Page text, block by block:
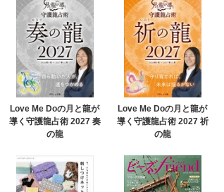
Love Me Doの月と龍が
導く守護龍占術 2027 奏
の龍
Love Me Doの月と龍が
導く守護龍占術 2027 祈
の龍